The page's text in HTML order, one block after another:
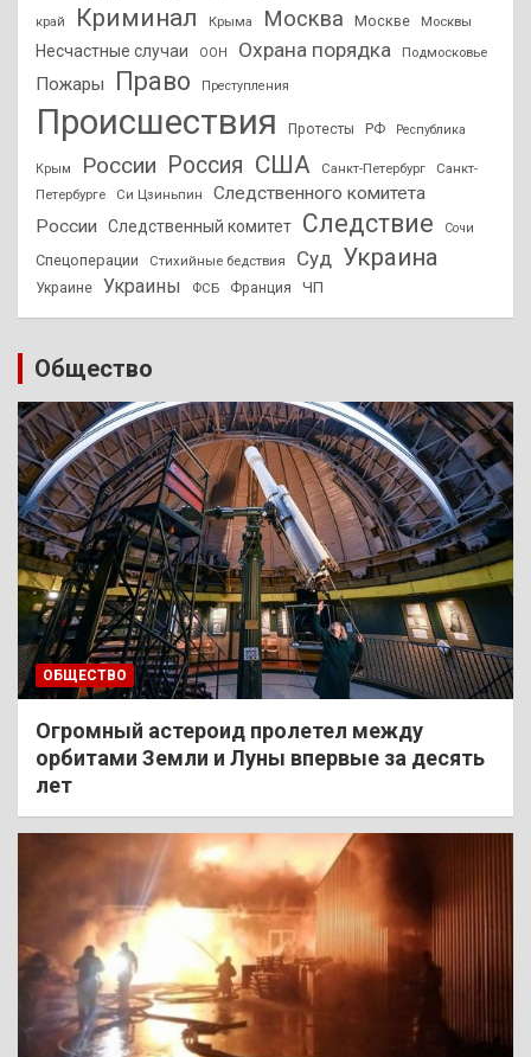
край Криминал Крыма Москва Москве Москвы
Несчастные случаи ООН Охрана порядка Подмосковье
Пожары Право Преступления
Происшествия Протесты РФ Республика
Крым России Россия США Санкт-Петербург
Санкт-
Петербурге
Си Цзиньпин
Следственного комитета
России
Следственный комитет Следствие Сочи
Спецоперации Стихийные бедствия Суд Украина
Украине Украины ФСБ Франция ЧП
Общество
ОБЩЕСТВО
Огромный астероид пролетел между
орбитами Земли и Луны впервые за десять
лет